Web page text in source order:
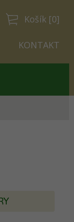
Košík [0]
KONTAKT